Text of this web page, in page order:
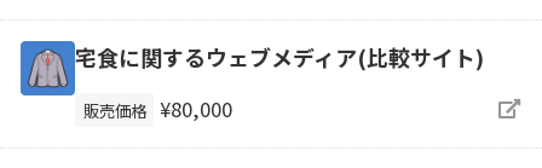
宅食に関するウェブメディア(比較サイト)
販売価格 ¥80,000